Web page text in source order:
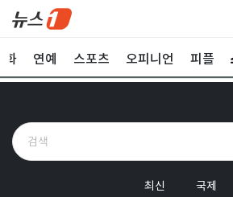
화 연예 스포츠 오피니언 피플
최신 국제